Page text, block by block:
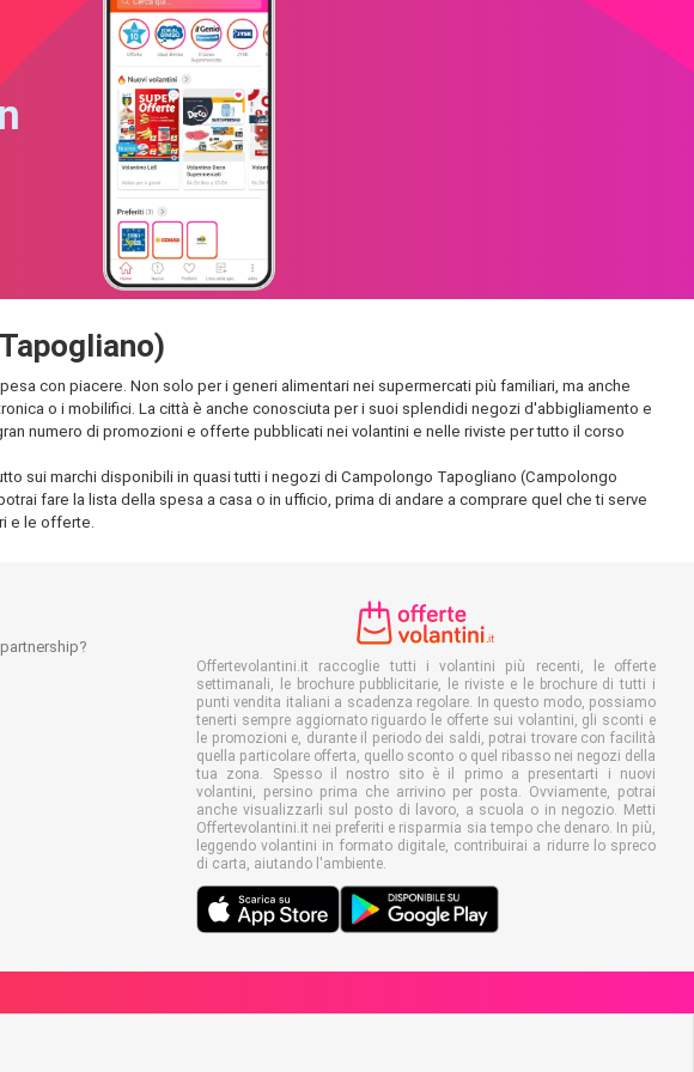
con piacere. Non solo per i generi alimentari nei supermercati più familiari, ma anche
o i mobilifici. La città è anche conosciuta per i suoi splendidi negozi d'abbigliamento e
numero di promozioni e offerte pubblicati nei volantini e nelle riviste per tutto il corso
sui marchi disponibili in quasi tutti i negozi di Campolongo Tapogliano (Campolongo
fare la lista della spesa a casa o in ufficio, prima di andare a comprare quel che ti serve
e le offerte.
Offertevolantini.it raccoglie tutti i volantini più recenti, le offerte
settimanali, le brochure pubblicitarie, le riviste e le brochure di tutti i
punti vendita italiani a scadenza regolare. In questo modo, possiamo
tenerti sempre aggiornato riguardo le offerte sui volantini, gli sconti e
le promozioni e, durante il periodo dei saldi, potrai trovare con facilità
quella particolare offerta, quello sconto o quel ribasso nei negozi della
tua zona. Spesso il nostro sito è il primo a presentarti i nuovi
volantini, persino prima che arrivino per posta. Ovviamente, potrai
anche visualizzarli sul posto di lavoro, a scuola o in negozio. Metti
Offertevolantini.it nei preferiti e risparmia sia tempo che denaro. In più,
leggendo volantini in formato digitale, contribuirai a ridurre lo spreco
di carta, aiutando l'ambiente.